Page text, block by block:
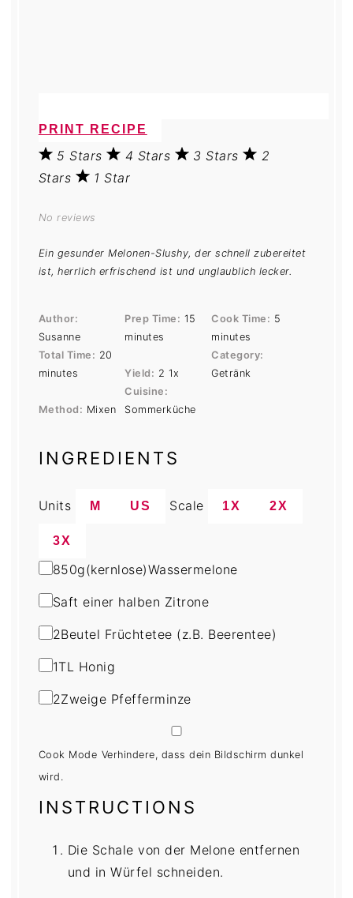
PRINT RECIPE
5 Stars 4 Stars 3 Stars
2
Stars
1 Star
No reviews
Ein gesunder Melonen-Slushy, der schnell zubereitet
ist, herrlich erfrischend ist und unglaublich lecker.
Author:
Susanne
Prep Time: 15
minutes
Cook Time: 5
minutes
Total Time: 20
minutes
Yield: 2 1x
Category:
Getränk
Method: Mixen
Cuisine:
Sommerküche
INGREDIENTS
Units M US Scale 1X 2X
3X
850g(kernlose)Wassermelone
Saft einer halben Zitrone
2Beutel Früchtetee (z.B. Beerentee)
1TL Honig
2Zweige Pfefferminze
Cook Mode Verhindere, dass dein Bildschirm dunkel
wird.
INSTRUCTIONS
Die Schale von der Melone entfernen
und in Würfel schneiden.